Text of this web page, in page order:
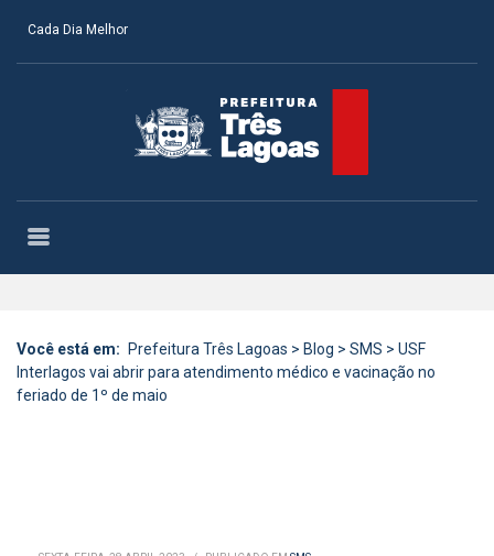
Cada Dia Melhor
Você está em: Prefeitura Três Lagoas > Blog > SMS > USF
Interlagos vai abrir para atendimento médico e vacinação no
feriado de 1º de maio